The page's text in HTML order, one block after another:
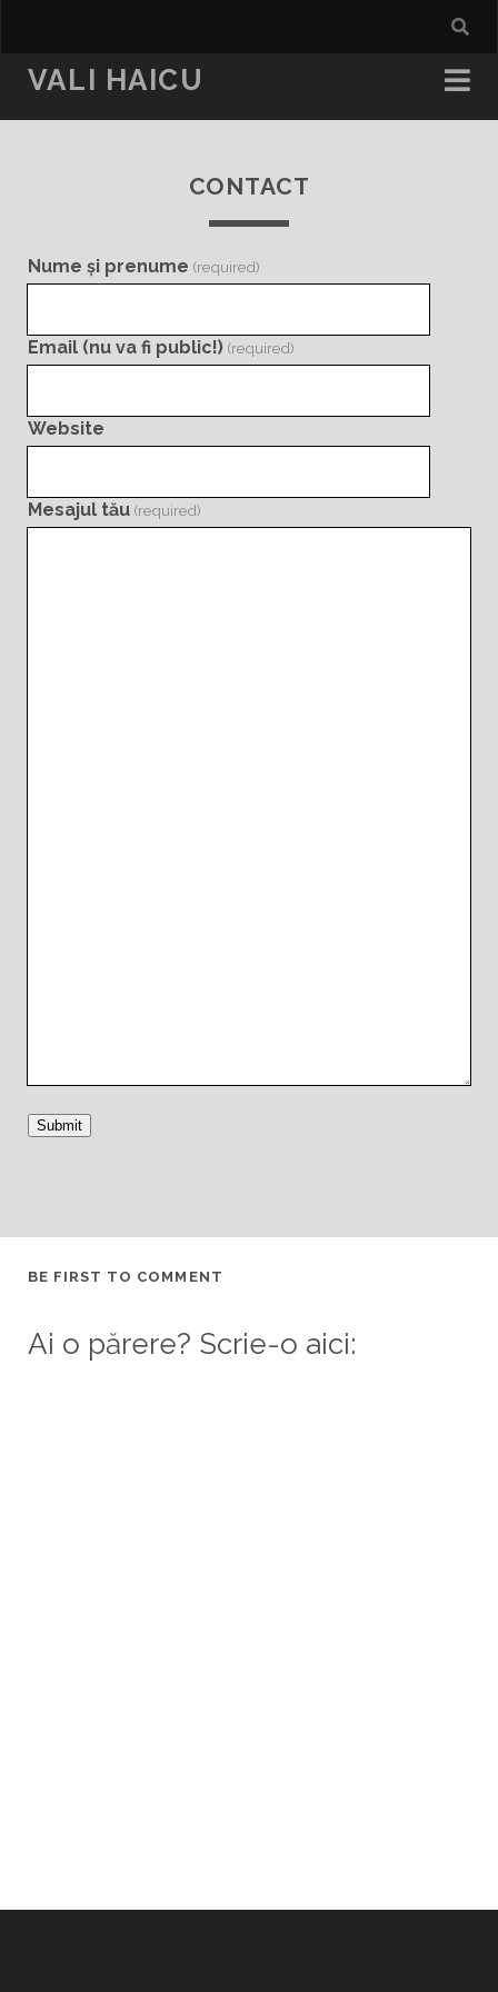
VALI HAICU
CONTACT
Nume și prenume (required)
Email (nu va fi public!) (required)
Website
Mesajul tău (required)
Submit
BE FIRST TO COMMENT
Ai o părere? Scrie-o aici: